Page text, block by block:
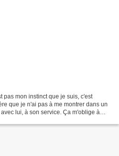
pas mon instinct que je suis, c'est
que je n'ai pas à me montrer dans un
lui, à son service. Ça m'oblige à